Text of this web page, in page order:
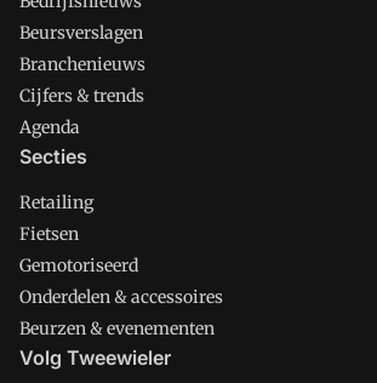
Beursverslagen
Branchenieuws
Cijfers & trends
Agenda
Secties
Retailing
Fietsen
Gemotoriseerd
Onderdelen & accessoires
Beurzen & evenementen
Volg Tweewieler